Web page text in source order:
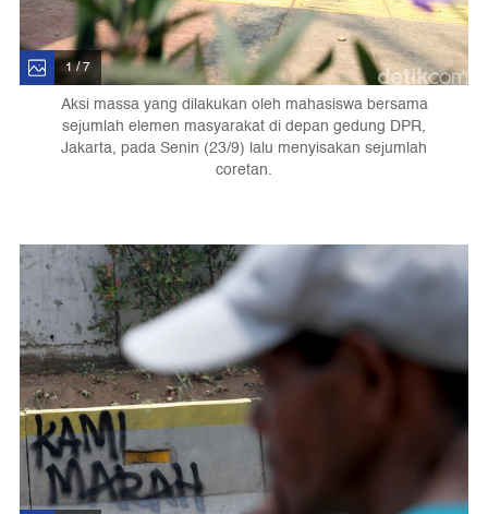
1 / 7
Aksi massa yang dilakukan oleh mahasiswa bersama
sejumlah elemen masyarakat di depan gedung DPR,
Jakarta, pada Senin (23/9) lalu menyisakan sejumlah
coretan.